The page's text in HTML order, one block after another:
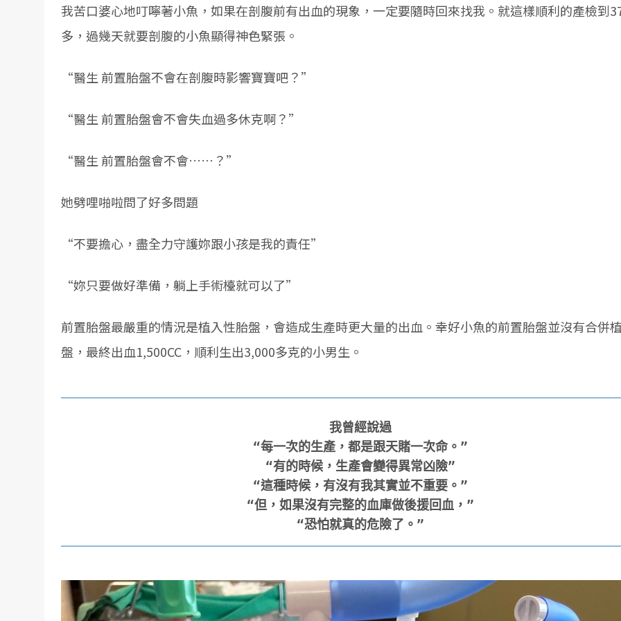
我苦口婆心地叮嚀著小魚，如果在剖腹前有出血的現象，一定要隨時回來找我。就這樣順利的產檢到
多，過幾天就要剖腹的小魚顯得神色緊張。
“醫生 前置胎盤不會在剖腹時影響寶寶吧？”
“醫生 前置胎盤會不會失血過多休克啊？”
“醫生 前置胎盤會不會……？”
她劈哩啪啦問了好多問題
“不要擔心，盡全力守護妳跟小孩是我的責任”
“妳只要做好準備，躺上手術檯就可以了”
前置胎盤最嚴重的情況是植入性胎盤，會造成生產時更大量的出血。幸好小魚的前置胎盤並沒有合併
盤，最終出血1,500CC，順利生出3,000多克的小男生。
我曾經說過
“每一次的生產，都是跟天賭一次命。”
“有的時候，生產會變得異常凶險”
“這種時候，有沒有我其實並不重要。”
“但，如果沒有完整的血庫做後援回血，”